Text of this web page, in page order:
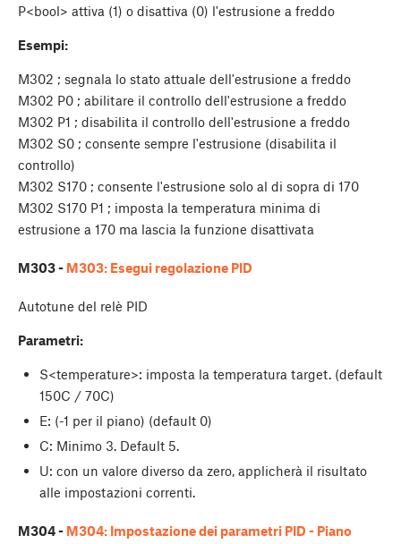
P<bool> attiva (1) o disattiva (0) l'estrusione a freddo
Esempi:
M302 ; segnala lo stato attuale dell'estrusione a freddo
M302 P0 ; abilitare il controllo dell'estrusione a freddo
M302 P1 ; disabilita il controllo dell'estrusione a freddo
M302 S0 ; consente sempre l'estrusione (disabilita il
controllo)
M302 S170 ; consente l'estrusione solo al di sopra di 170
M302 S170 P1 ; imposta la temperatura minima di
estrusione a 170 ma lascia la funzione disattivata
M303 - M303: Esegui regolazione PID
Autotune del relè PID
Parametri:
S<temperature>: imposta la temperatura target. (default
150C / 70C)
E: (-1 per il piano) (default 0)
C: Minimo 3. Default 5.
U: con un valore diverso da zero, applicherà il risultato
alle impostazioni correnti.
M304 - M304: Impostazione dei parametri PID - Piano